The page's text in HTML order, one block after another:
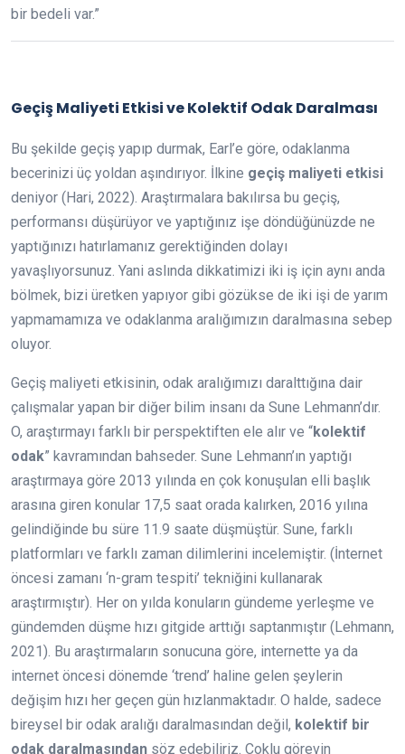
bir bedeli var.”
Geçiş Maliyeti Etkisi ve Kolektif Odak Daralması
Bu şekilde geçiş yapıp durmak, Earl’e göre, odaklanma
becerinizi üç yoldan aşındırıyor. İlkine geçiş maliyeti etkisi
deniyor (Hari, 2022). Araştırmalara bakılırsa bu geçiş,
performansı düşürüyor ve yaptığınız işe döndüğünüzde ne
yaptığınızı hatırlamanız gerektiğinden dolayı
yavaşlıyorsunuz. Yani aslında dikkatimizi iki iş için aynı anda
bölmek, bizi üretken yapıyor gibi gözükse de iki işi de yarım
yapmamamıza ve odaklanma aralığımızın daralmasına sebep
oluyor.
Geçiş maliyeti etkisinin, odak aralığımızı daralttığına dair
çalışmalar yapan bir diğer bilim insanı da Sune Lehmann’dır.
O, araştırmayı farklı bir perspektiften ele alır ve “kolektif
odak” kavramından bahseder. Sune Lehmann’ın yaptığı
araştırmaya göre 2013 yılında en çok konuşulan elli başlık
arasına giren konular 17,5 saat orada kalırken, 2016 yılına
gelindiğinde bu süre 11.9 saate düşmüştür. Sune, farklı
platformları ve farklı zaman dilimlerini incelemiştir. (İnternet
öncesi zamanı ‘n-gram tespiti’ tekniğini kullanarak
araştırmıştır). Her on yılda konuların gündeme yerleşme ve
gündemden düşme hızı gitgide arttığı saptanmıştır (Lehmann,
2021). Bu araştırmaların sonucuna göre, internette ya da
internet öncesi dönemde ‘trend’ haline gelen şeylerin
değişim hızı her geçen gün hızlanmaktadır. O halde, sadece
bireysel bir odak aralığı daralmasından değil, kolektif bir
odak daralmasından söz edebiliriz. Çoklu görevin